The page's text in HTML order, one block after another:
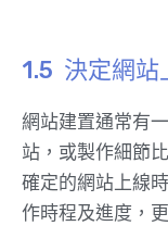
決定網站
網站建置通常有
站，或製作細節
確定的網站上線
作時程及進度，